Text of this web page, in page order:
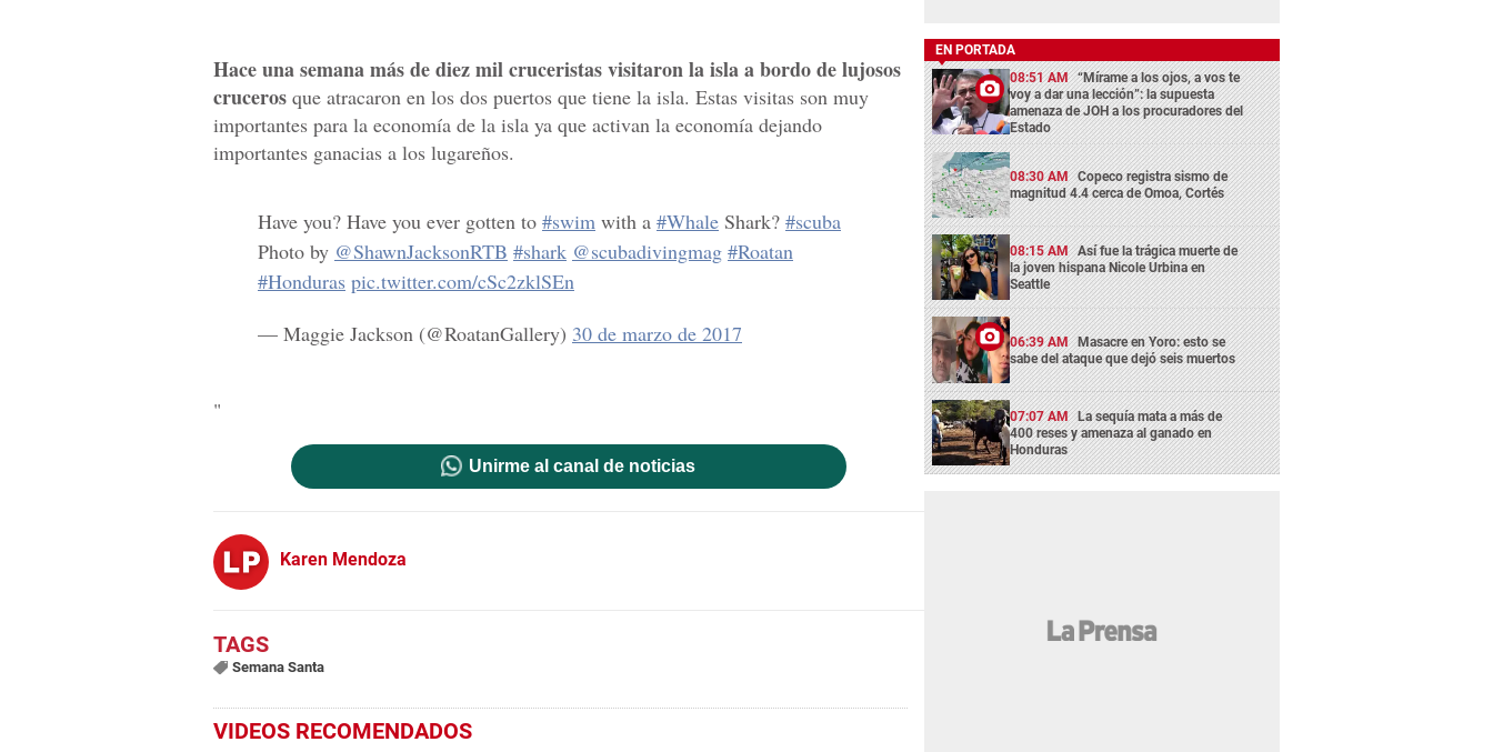
Hace una semana más de diez mil cruceristas visitaron la isla a bordo de lujosos
cruceros que atracaron en los dos puertos que tiene la isla. Estas visitas son muy
importantes para la economía de la isla ya que activan la economía dejando
importantes ganacias a los lugareños.
Have you? Have you ever gotten to #swim with a #Whale Shark? #scuba
Photo by @ShawnJacksonRTB #shark @scubadivingmag #Roatan
#Honduras pic.twitter.com/cSc2zklSEn
— Maggie Jackson (@RoatanGallery) 30 de marzo de 2017
"
Unirme al canal de noticias
Karen Mendoza
Semana Santa
VIDEOS RECOMENDADOS
EN PORTADA
08:51 AM “Mírame a los ojos, a vos te
voy a dar una lección”: la supuesta
amenaza de JOH a los procuradores del
Estado
08:30 AM Copeco registra sismo de
magnitud 4.4 cerca de Omoa, Cortés
08:15 AM Así fue la trágica muerte de
la joven hispana Nicole Urbina en
Seattle
06:39 AM Masacre en Yoro: esto se
sabe del ataque que dejó seis muertos
07:07 AM La sequía mata a más de
400 reses y amenaza al ganado en
Honduras